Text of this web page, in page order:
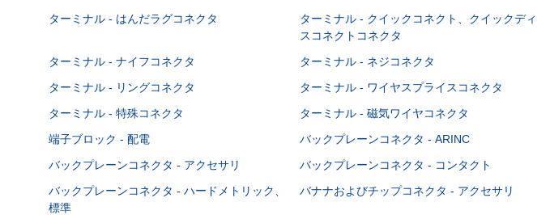
ターミナル - はんだラグコネクタ
ターミナル - クイックコネクト、クイックディ
スコネクトコネクタ
ターミナル - ナイフコネクタ ターミナル - ネジコネクタ
ターミナル - リングコネクタ
ターミナル - ワイヤスプライスコネクタ
ターミナル - 特殊コネクタ
ターミナル - 磁気ワイヤコネクタ
端子ブロック - 配電
バックプレーンコネクタ - ARINC
バックプレーンコネクタ - アクセサリ
バックプレーンコネクタ - コンタクト
バックプレーンコネクタ - ハードメトリック、
標準
バナナおよびチップコネクタ - アクセサリ